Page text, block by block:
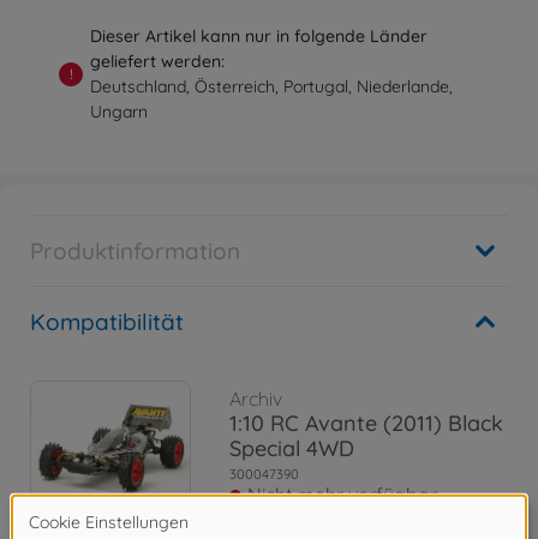
!
Dieser Artikel kann nur in folgende Länder
geliefert werden:
Deutschland, Österreich, Portugal, Niederlande,
Ungarn
Produktinformation
Kompatibilität
Archiv
1:10 RC Avante (2011) Black
Special 4WD
300047390
Nicht mehr verfügbar